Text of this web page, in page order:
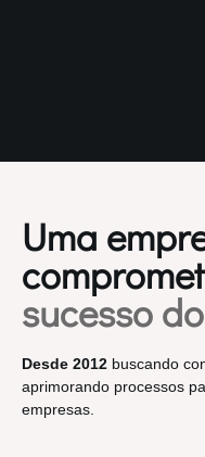
Uma
sucesso
Desde 2012 buscando
aprimorando processos
empresas.